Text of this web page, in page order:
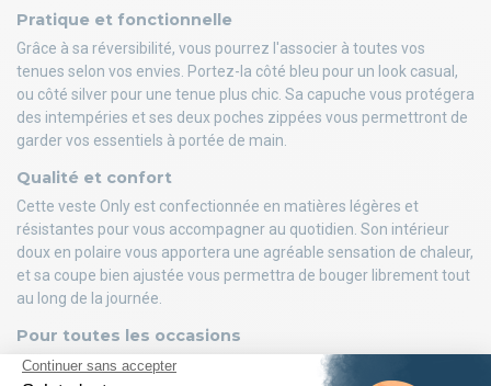
Pratique et fonctionnelle
Grâce à sa réversibilité, vous pourrez l'associer à toutes vos
tenues selon vos envies. Portez-la côté bleu pour un look casual,
ou côté silver pour une tenue plus chic. Sa capuche vous protégera
des intempéries et ses deux poches zippées vous permettront de
garder vos essentiels à portée de main.
Qualité et confort
Cette veste Only est confectionnée en matières légères et
résistantes pour vous accompagner au quotidien. Son intérieur
doux en polaire vous apportera une agréable sensation de chaleur,
et sa coupe bien ajustée vous permettra de bouger librement tout
au long de la journée.
Pour toutes les occasions
Cette veste réversible s'adapte à toutes les occasions, que ce soit